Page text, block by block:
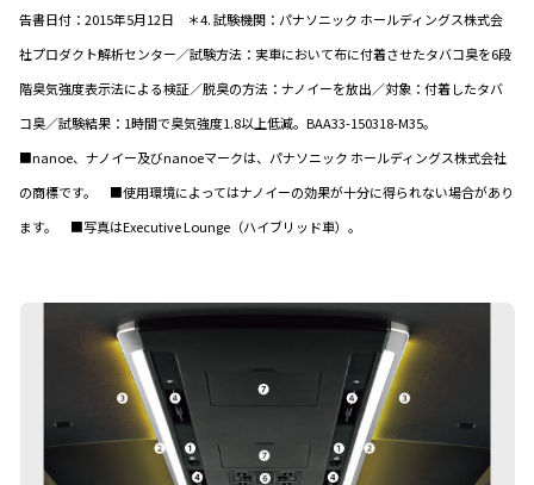
告書日付：2015年5月12日 ＊4. 試験機関：パナソニック ホールディングス株式会
社プロダクト解析センター／試験方法：実車において布に付着させたタバコ臭を6段
階臭気強度表示法による検証／脱臭の方法：ナノイーを放出／対象：付着したタバ
コ臭／試験結果：1時間で臭気強度1.8以上低減。BAA33-150318-M35。
■nanoe、ナノイー及びnanoeマークは、パナソニック ホールディングス株式会社
の商標です。 ■使用環境によってはナノイーの効果が十分に得られない場合があり
ます。 ■写真はExecutive Lounge（ハイブリッド車）。